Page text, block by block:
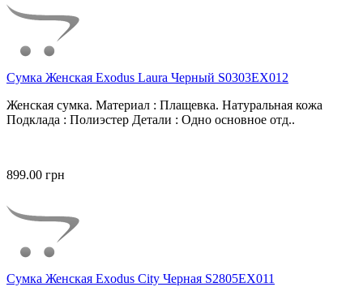
Сумка Женская Exodus Laura Черный S0303EX012
Женская сумка. Материал : Плащевка. Натуральная кожа
Подклада : Полиэстер Детали : Одно основное отд..
899.00 грн
Сумка Женская Exodus City Черная S2805EX011